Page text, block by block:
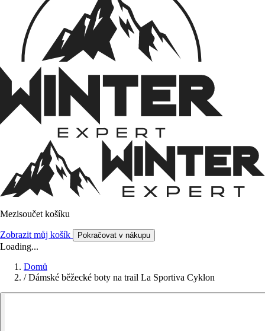
Mezisoučet košíku
Zobrazit můj košík Pokračovat v nákupu
Loading...
Domů
/ Dámské běžecké boty na trail La Sportiva Cyklon